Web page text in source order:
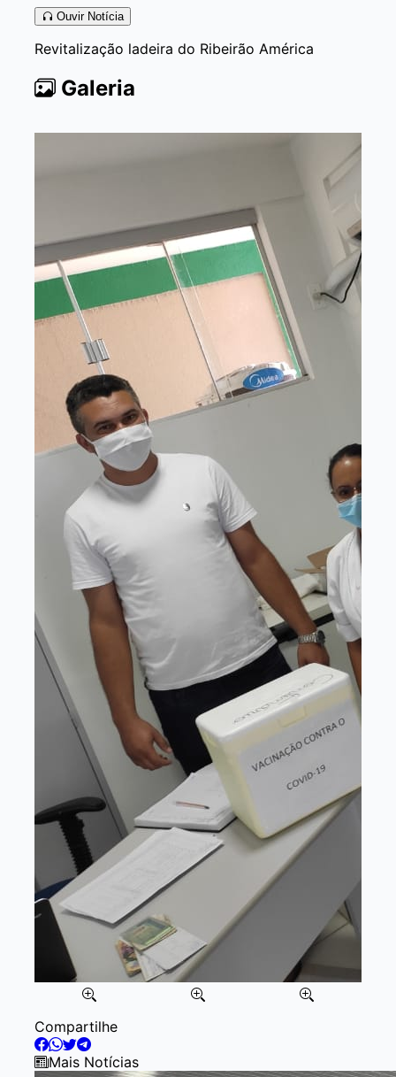
Ouvir Notícia
Revitalização ladeira do Ribeirão América
Galeria
Item
2
of
Compartilhe
Mais Notícias